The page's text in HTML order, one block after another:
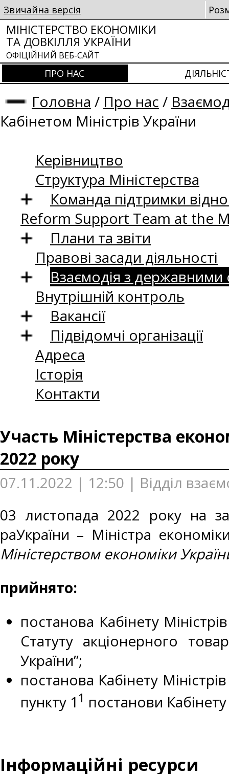
Звичайна версія
МІНІСТЕРСТВО ЕКОНОМІКИ
ТА ДОВКІЛЛЯ УКРАЇНИ
ОФІЦІЙНИЙ ВЕБ-САЙТ
ПРО НАС
Головна / Про нас /
Кабінетом Міністрів України
Керівництво
Структура Міністерства
Команда підтримки
Reform Support Team at the
Плани та звіти
Правові засади діяльності
Взаємодія з
Внутрішній контроль
Вакансії
Підвідомчі організації
Адреса
Історія
Контакти
Участь Міністерства
2022 року
07.11.2022 | 12:50 | Відділ
03 листопада 2022 року на
раУкраїни – Міністра
Міністерством економіки
прийнято:
постанова Кабінету
Статуту акціонерного
України”;
постанова Кабінету
пункту 1 1 постанови
Інформаційні ресурси